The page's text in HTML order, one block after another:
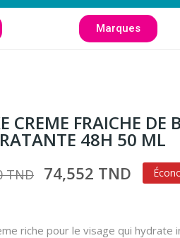
Marques
CREME FRAICHE DE
48H 50 ML
TND 74,552 TND
riche pour le visage qui